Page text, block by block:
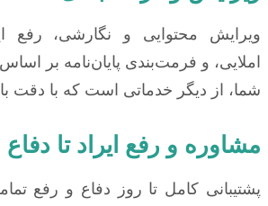
ویرایش محتوایی و نگارشی، رفع
املایی، و فرمت‌بندی پایان‌نامه بر
شما، از دیگر خدماتی است که با دقت
مشاوره و رفع ایراد تا دفاع
پشتیبانی کامل تا روز دفاع و رفع